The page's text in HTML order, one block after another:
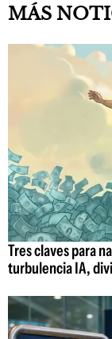
MÁS
Tres claves para
turbulencia IA,